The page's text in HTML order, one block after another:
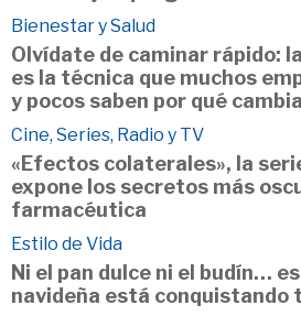
Bienestar y Salud
Olvídate de caminar rápido:
es la técnica que muchos
y pocos saben por qué
Cine, Series, Radio y TV
«Efectos colaterales», la
expone los secretos más
farmacéutica
Estilo de Vida
Ni el pan dulce ni el budín…
navideña está conquistando